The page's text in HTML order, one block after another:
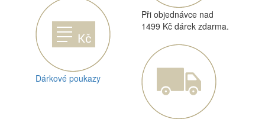
Dárkové poukazy
Při objednávce nad
1499 Kč dárek zdarma.